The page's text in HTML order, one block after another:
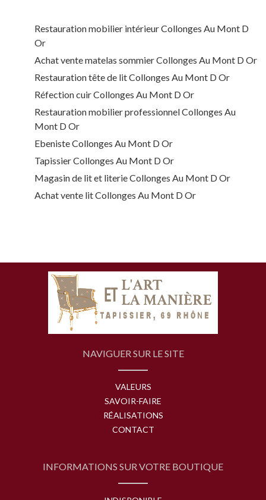
Restauration mobilier intérieur Collonges Au Mont D
Or
Achat vente matelas sommier Collonges Au Mont D Or
Restauration tête de lit Collonges Au Mont D Or
Réfection cuir Collonges Au Mont D Or
Restauration mobilier professionnel Collonges Au
Mont D Or
Ebeniste Collonges Au Mont D Or
Tapissier Collonges Au Mont D Or
Magasin de lit et literie Collonges Au Mont D Or
Achat vente lit Collonges Au Mont D Or
NAVIGUER SUR LE SITE
VALEURS
SAVOIR-FAIRE
RÉALISATIONS
CONTACT
INFORMATIONS SUR VOTRE BOUTIQUE